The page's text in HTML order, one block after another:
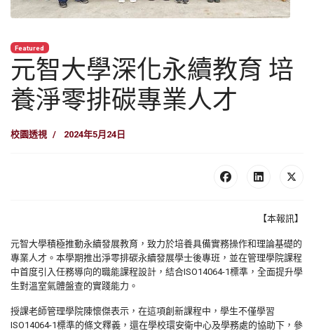
Featured
元智大學深化永續教育 培
養淨零排碳專業人才
校園透視 2024年5月24日
【本報訊】
元智大學積極推動永續發展教育，致力於培養具備實務操作和理論基礎的
專業人才。本學期推出淨零排碳永續發展學士後專班，並在管理學院課程
中首度引入任務導向的職能課程設計，結合ISO14064-1標準，全面提升學
生對溫室氣體盤查的實踐能力。
授課老師管理學院陳懷傑表示，在這項創新課程中，學生不僅學習
ISO14064-1標準的條文釋義，還在學校環安衛中心及學務處的協助下，參